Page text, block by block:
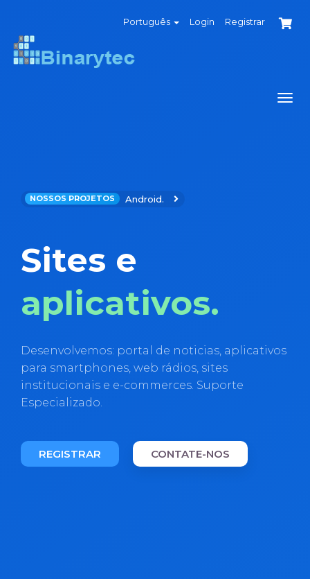
Português Login Registrar
NOSSOS PROJETOS Android.
Sites e
aplicativos.
Desenvolvemos: portal de noticias, aplicativos
para smartphones, web rádios, sites
institucionais e e-commerces. Suporte
Especializado.
REGISTRAR CONTATE-NOS